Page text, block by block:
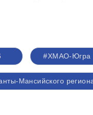
#ХМАО-Югра
Мансийского